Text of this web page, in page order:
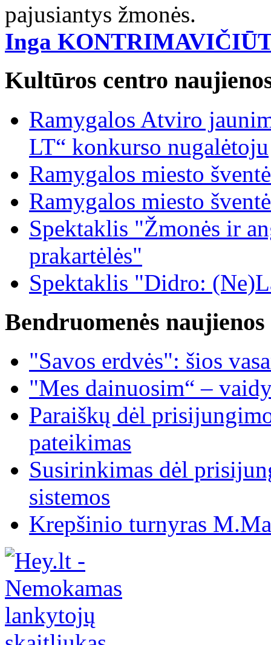
pajusiantys žmonės.
Inga
Kultūros centro
Ramygalos Atviro
LT“ konkurso nugalėtoju
Ramygalos miesto šventė
Ramygalos miesto šventė
Spektaklis "Žmonės ir
prakartėlės"
Spektaklis "Didro:
Bendruomenės naujienos
"Savos erdvės": šios
"Mes dainuosim“ –
Paraiškų dėl
pateikimas
Susirinkimas dėl
sistemos
Krepšinio turnyras